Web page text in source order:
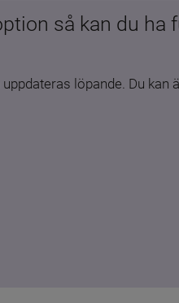
så kan du ha
löpande. Du kan